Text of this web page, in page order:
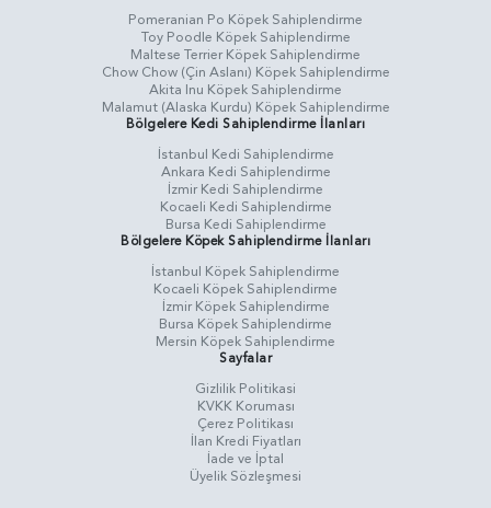
Pomeranian Po Köpek Sahiplendirme
Toy Poodle Köpek Sahiplendirme
Maltese Terrier Köpek Sahiplendirme
Chow Chow (Çin Aslanı) Köpek Sahiplendirme
Akita Inu Köpek Sahiplendirme
Malamut (Alaska Kurdu) Köpek Sahiplendirme
Bölgelere Kedi Sahiplendirme İlanları
İstanbul Kedi Sahiplendirme
Ankara Kedi Sahiplendirme
İzmir Kedi Sahiplendirme
Kocaeli Kedi Sahiplendirme
Bursa Kedi Sahiplendirme
Bölgelere Köpek Sahiplendirme İlanları
İstanbul Köpek Sahiplendirme
Kocaeli Köpek Sahiplendirme
İzmir Köpek Sahiplendirme
Bursa Köpek Sahiplendirme
Mersin Köpek Sahiplendirme
Sayfalar
Gizlilik Politikasi
KVKK Koruması
Çerez Politikası
İlan Kredi Fiyatları
İade ve İptal
Üyelik Sözleşmesi